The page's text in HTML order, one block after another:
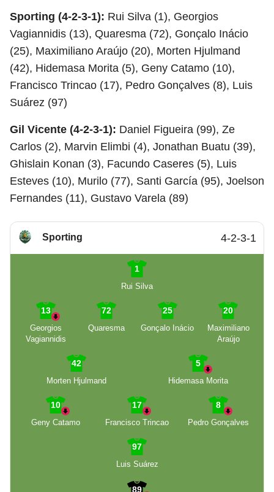
Sporting (4-2-3-1): Rui Silva (1), Georgios
Vagiannidis (13), Quaresma (72), Gonçalo Inácio
(25), Maximiliano Araújo (20), Morten Hjulmand
(42), Hidemasa Morita (5), Geny Catamo (10),
Francisco Trincao (17), Pedro Gonçalves (8), Luis
Suárez (97)
Gil Vicente (4-2-3-1): Daniel Figueira (99), Ze
Carlos (2), Marvin Elimbi (4), Jonathan Buatu (39),
Ghislain Konan (3), Facundo Caseres (5), Luis
Esteves (10), Murilo (77), Santi García (95), Joelson
Fernandes (11), Gustavo Varela (89)
Sporting 4-2-3-1
1
Rui Silva
13
Georgios
Vagiannidis
72
Quaresma
25
Gonçalo Inácio
20
Maximiliano
Araújo
42
Morten Hjulmand
5
Hidemasa Morita
10
Geny Catamo
17
Francisco Trincao
8
Pedro Gonçalves
97
Luis Suárez
89